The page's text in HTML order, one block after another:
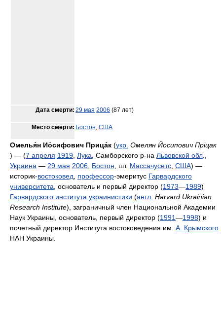
Дата смерти: 29 мая 2006 (87 лет)
Место смерти: Бостон, США
Омелья́н Ио́сифович Прица́к (укр. Омелян Йосипович Пріцак
) — (7 апреля 1919 Лука , Самборского р-на Львовской обл
Украина — 29 мая 2006 Бостон , шт. Массачусетс США) —
историк-востоковед профессор-эмеритус Гарвардского
университета , основатель и первый директор (1973—1989)
Гарвардского института украинистики (англ. Harvard Ukrainian
Research Institute), заграничный член Национальной Академии
Наук Украины, основатель, первый директор (1991—1998) и
почетный директор Института востоковедения им. А. Крымского
НАН Украины.